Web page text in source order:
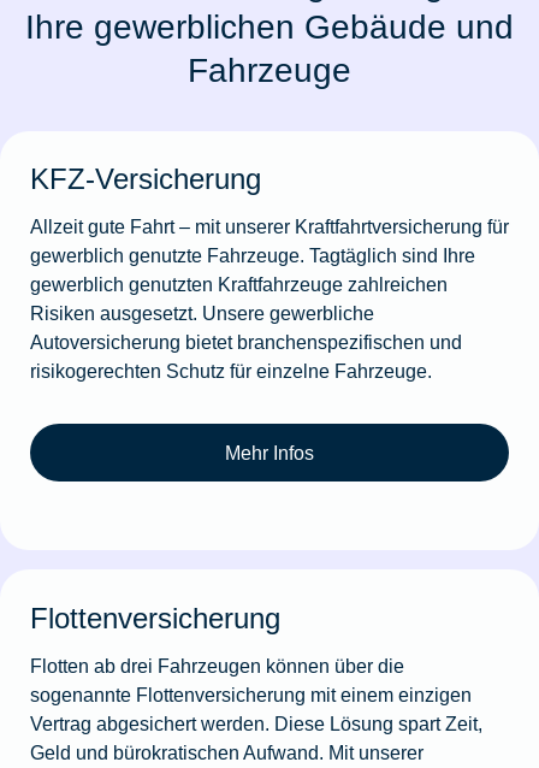
Ihre gewerblichen Gebäude und
Fahrzeuge
KFZ-Versicherung
Allzeit gute Fahrt – mit unserer Kraftfahrtversicherung für
gewerblich genutzte Fahrzeuge. Tagtäglich sind Ihre
gewerblich genutzten Kraftfahrzeuge zahlreichen
Risiken ausgesetzt. Unsere gewerbliche
Autoversicherung bietet branchenspezifischen und
risikogerechten Schutz für einzelne Fahrzeuge.
Mehr Infos
Flottenversicherung
Flotten ab drei Fahrzeugen können über die
sogenannte Flottenversicherung mit einem einzigen
Vertrag abgesichert werden. Diese Lösung spart Zeit,
Geld und bürokratischen Aufwand. Mit unserer